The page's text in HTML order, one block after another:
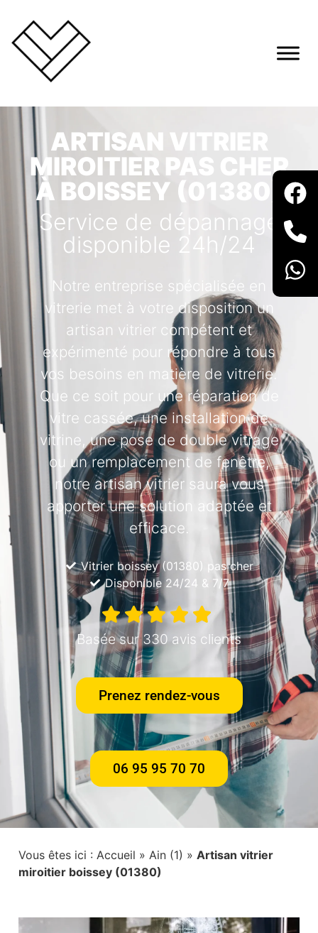
ARTISAN VITRIER
MIROITIER PAS CHER
À BOISSEY (01380)
Service de dépannage
disponible 24h/24
Notre entreprise spécialisée en
vitrerie met à votre disposition un
artisan vitrier compétent et
expérimenté pour répondre à tous
vos besoins en matière de vitrerie.
Que ce soit pour une réparation de
vitre cassée, une installation de
vitrine, une pose de double vitrage
ou un remplacement de fenêtre,
notre artisan vitrier saura vous
apporter une solution adaptée et
efficace.
Vitrier boissey (01380) pas cher
Disponible 24/24 & 7/7
Basée sur 330 avis clients
Prenez rendez-vous
06 95 95 70 70
Vous êtes ici : Accueil » Ain (1) » Artisan vitrier
miroitier boissey (01380)